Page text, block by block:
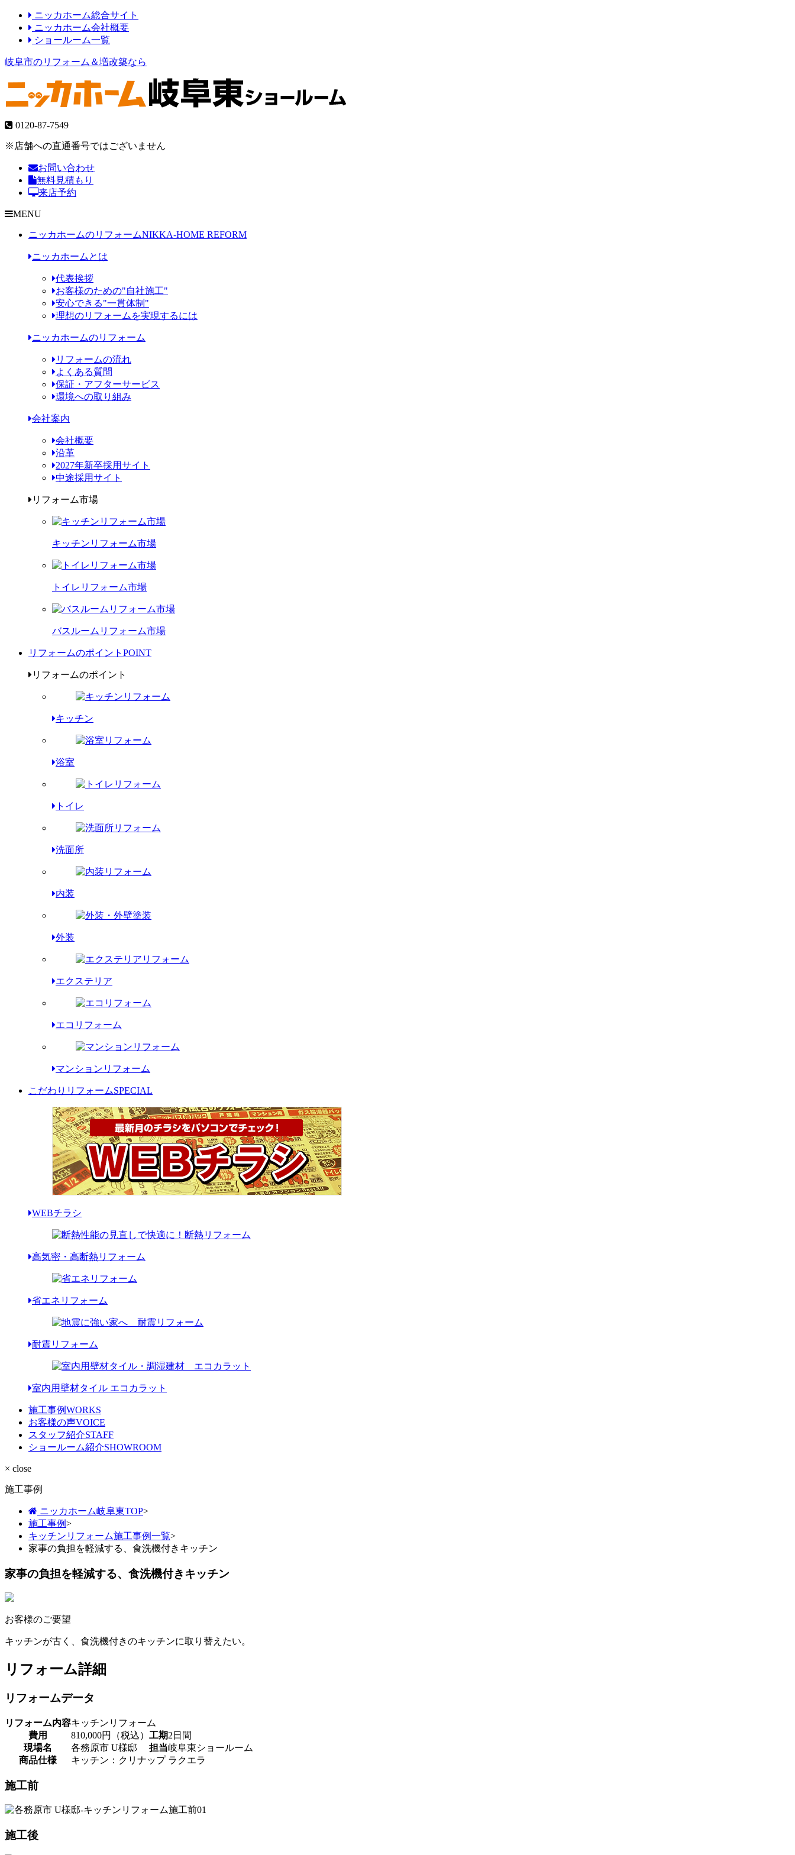
ニッカホーム総合サイト
ニッカホーム会社概要
ショールーム一覧
岐阜市のリフォーム＆増改築なら
0120-87-7549
※店舗への直通番号ではございません
お問い合わせ
無料見積もり
来店予約
MENU
ニッカホームのリフォームNIKKA-HOME REFORM
ニッカホームとは
代表挨拶
お客様のための"自社施工"
安心できる"一貫体制"
理想のリフォームを実現するには
ニッカホームのリフォーム
リフォームの流れ
よくある質問
保証・アフターサービス
環境への取り組み
会社案内
会社概要
沿革
2027年新卒採用サイト
中途採用サイト
リフォーム市場
キッチンリフォーム市場
トイレリフォーム市場
バスルームリフォーム市場
リフォームのポイント POINT
リフォームのポイント
キッチン
浴室
トイレ
洗面所
内装
外装
エクステリア
エコリフォーム
マンションリフォーム
こだわりリフォームSPECIAL
WEBチラシ
高気密・高断熱リフォーム
省エネリフォーム
耐震リフォーム
室内用壁材タイル エコカラット
施工事例WORKS
お客様の声VOICE
スタッフ紹介STAFF
ショールーム紹介SHOWROOM
× close
施工事例
ニッカホーム岐阜東TOP>
施工事例>
キッチンリフォーム施工事例一覧>
家事の負担を軽減する、食洗機付きキッチン
家事の負担を軽減する、食洗機付きキッチン
お客様のご要望
キッチンが古く、食洗機付きのキッチンに取り替えたい。
リフォーム詳細
リフォームデータ
リフォーム内容キッチンリフォーム
費用
810,000円（税込） 工期2日間
現場名
各務原市 U様邸 担当岐阜東ショールーム
商品仕様
キッチン：クリナップ ラクエラ
施工前
施工後